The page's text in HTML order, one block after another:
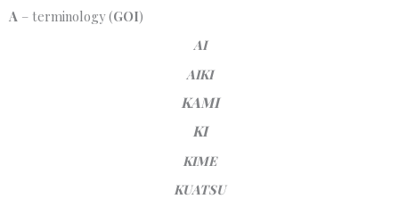
A – terminology (GOI)
AI
AIKI
KAMI
KI
KIME
KUATSU